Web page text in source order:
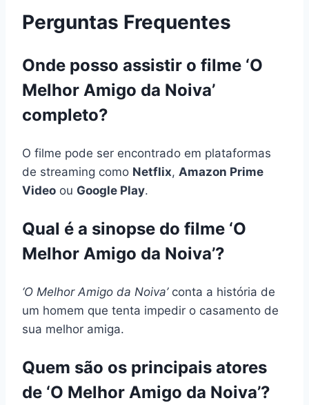
Perguntas Frequentes
Onde posso assistir o filme ‘O
Melhor Amigo da Noiva’
completo?
O filme pode ser encontrado em plataformas
de streaming como Netflix, Amazon Prime
Video ou Google Play.
Qual é a sinopse do filme ‘O
Melhor Amigo da Noiva’?
‘O Melhor Amigo da Noiva’conta a história de
um homem que tenta impedir o casamento de
sua melhor amiga.
Quem são os principais atores
de ‘O Melhor Amigo da Noiva’?